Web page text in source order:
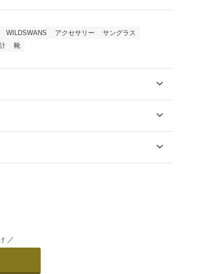
WILDSWANS アクセサリー
サングラス
靴
す。
／